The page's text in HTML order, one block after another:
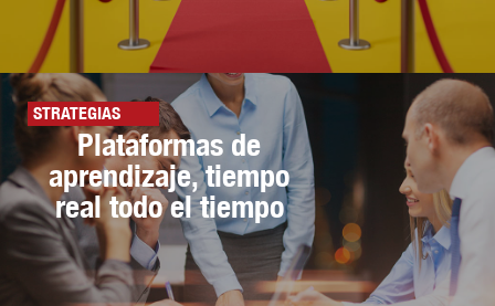
STRATEGIAS
Plataformas de
aprendizaje, tiempo
real todo el tiempo